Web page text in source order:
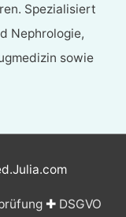
Spezialisiert
Nephrologie,
sowie
✚ DSGVO